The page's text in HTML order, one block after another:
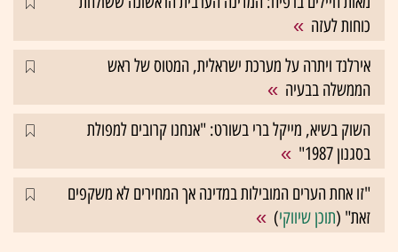
כוחות לעזה
אירלנד ויתרה על מערכת ישראלית, המטוס של ראש
הממשלה בבעיה
השוק בשיא, מייקל ברי בשורט: "אנחנו קרובים למפולת
בסגנון 1987"
"זו אחת הערים המובילות במדינה אך המחירים לא משקפים
זאת" (תוכן שיווקי)